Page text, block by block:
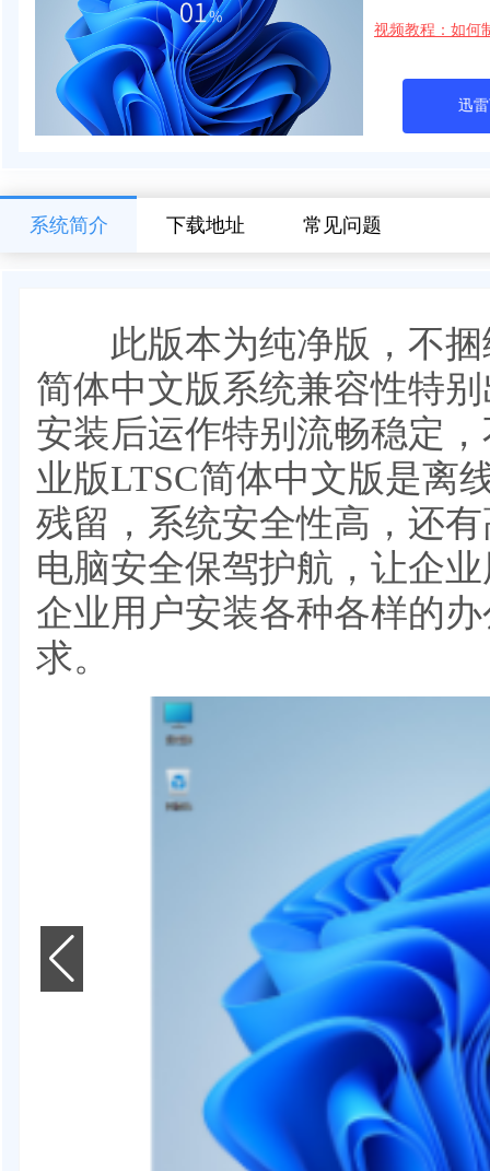
视频教程：如何
迅
系统简介 下载地址 常见问题
此版本为纯净版，不捆
简体中文版系统兼容性特
安装后运作特别流畅稳定
业版LTSC简体中文版是离
残留，系统安全性高，还
电脑安全保驾护航，让企
企业用户安装各种各样的
求。